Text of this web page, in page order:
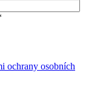
ochrany osobních